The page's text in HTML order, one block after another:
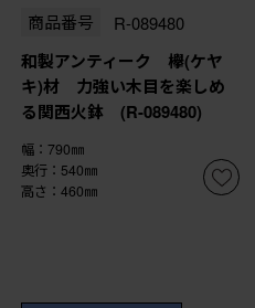
商品番号 R-089480
和製アンティーク 欅(ケヤ
キ)材 力強い木目を楽しめ
る関西火鉢 (R-089480)
幅：790㎜
奥行：540㎜
高さ：460㎜